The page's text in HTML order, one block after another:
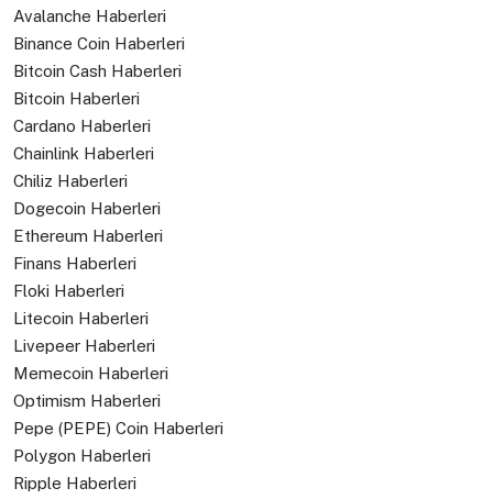
Avalanche Haberleri
Binance Coin Haberleri
Bitcoin Cash Haberleri
Bitcoin Haberleri
Cardano Haberleri
Chainlink Haberleri
Chiliz Haberleri
Dogecoin Haberleri
Ethereum Haberleri
Finans Haberleri
Floki Haberleri
Litecoin Haberleri
Livepeer Haberleri
Memecoin Haberleri
Optimism Haberleri
Pepe (PEPE) Coin Haberleri
Polygon Haberleri
Ripple Haberleri